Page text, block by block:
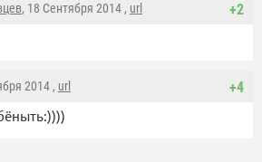
+2
, 18 Сентября 2014 , url
+4
2014 , url